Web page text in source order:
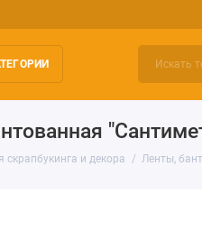
и декора Ленты,